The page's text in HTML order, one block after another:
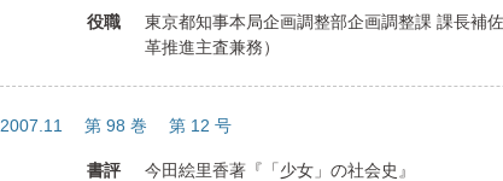
役職
東京都知事本局企画調整部企画調整課 課長補
革推進主査兼務）
2007.11 第 98 巻 第 12 号
書評
今田絵里香著『「少女」の社会史』